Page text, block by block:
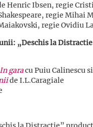
Henric Ibsen, regie
regie Mihai
regie Ovidiu
„Deschis la
In garacu Puiu Calinescu
de I.L.Caragiale